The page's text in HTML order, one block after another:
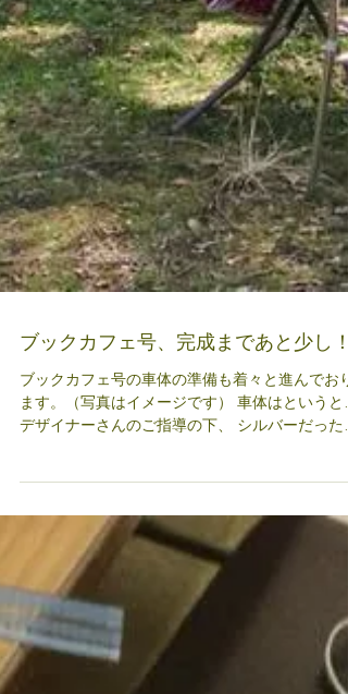
ブックカフェ号の車体の準備も着々と進んでおり
ます。（写真はイメージです） 車体はというと…
デザイナーさんのご指導の下、 シルバーだった車
体の塗装を削り落とし、新しい色になりました。
塗装は自分たちで行いました！ そらまめの会のメ
ンバーだけではなく、指宿市内はもとより県内